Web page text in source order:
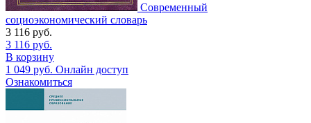
Современный
социоэкономический словарь
3 116 руб.
3 116 руб.
В корзину
1 049 руб. Онлайн доступ
Ознакомиться